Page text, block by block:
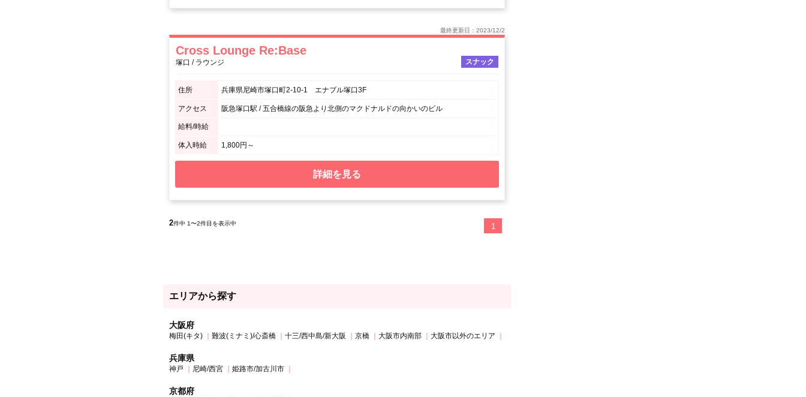
最終更新日：2023/12/2
Cross Lounge Re:Base
塚口 / ラウンジ スナック
住所 兵庫県尼崎市塚口町2-10-1 エナブル塚口3F
アクセス 阪急塚口駅 / 五合橋線の阪急より北側のマクドナルドの向かいのビル
給料/時給
体入時給 1,800円～
詳細を見る
2件中 1〜2件目を表示中 1
エリアから探す
大阪府
梅田(キタ) 難波(ミナミ)/心斎橋 十三/西中島/新大阪 京橋 大阪市内南部 大阪市以外のエリア
兵庫県
神戸 尼崎/西宮 姫路市/加古川市
京都府